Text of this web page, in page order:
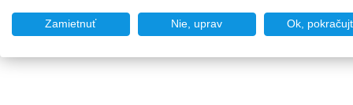
Zamietnuť Nie, uprav Ok,